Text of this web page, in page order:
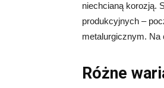
niechcianą korozją.
produkcyjnych –
metalurgicznym. Na
Różne